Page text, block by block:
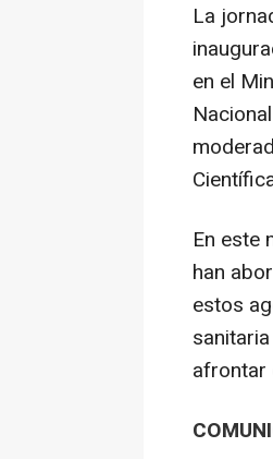
La
en el
En este
han
estos
afrontar